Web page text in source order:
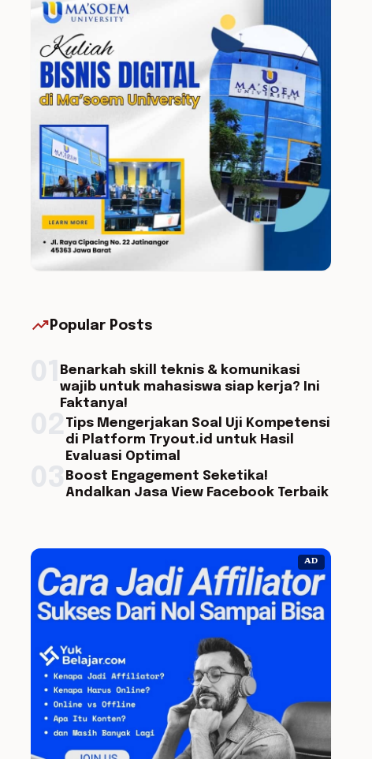
trending_up Popular Posts
Benarkah skill teknis & komunikasi
wajib untuk mahasiswa siap kerja? Ini
Faktanya!
Tips Mengerjakan Soal Uji Kompetensi
di Platform Tryout.id untuk Hasil
Evaluasi Optimal
Boost Engagement Seketika!
Andalkan Jasa View Facebook Terbaik
AD